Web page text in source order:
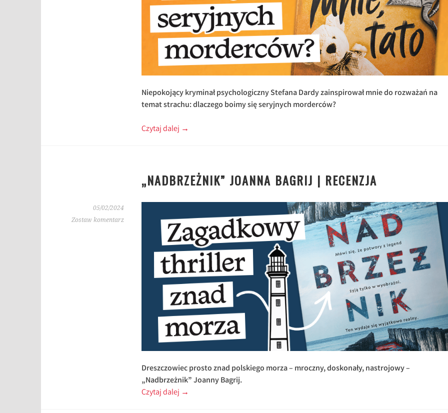
Niepokojący kryminał psychologiczny Stefana Dardy zainspirował mnie do rozważań na
temat strachu: dlaczego boimy się seryjnych morderców?
Czytaj dalej →
„NADBRZEŻNIK” JOANNA BAGRIJ | RECENZJA
05/02/2024
Zostaw komentarz
Dreszczowiec prosto znad polskiego morza – mroczny, doskonały, nastrojowy –
„Nadbrzeżnik” Joanny Bagrij.
Czytaj dalej →